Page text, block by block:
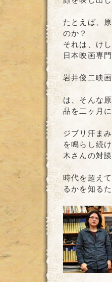
たとえば、
のか？
それは、け
日本映画専
岩井俊二映
は、そんな
品を二ヶ月
ジブリ汗ま
を鳴らし続
木さんの対
時代を超え
るかを知る